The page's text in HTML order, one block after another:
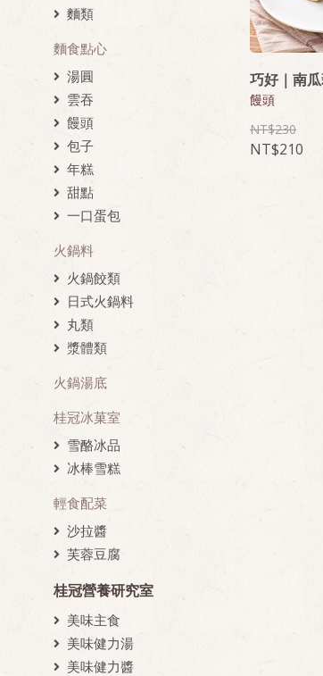
麵類
麵食點心
湯圓
雲吞
饅頭
包子
年糕
甜點
一口蛋包
火鍋料
火鍋餃類
日式火鍋料
丸類
漿體類
火鍋湯底
桂冠冰菓室
雪酪冰品
冰棒雪糕
輕食配菜
沙拉醬
芙蓉豆腐
桂冠營養研究室
美味主食
美味健力湯
美味健力醬
巧好｜南
饅頭
230
210